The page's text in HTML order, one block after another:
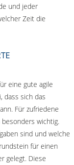
und jeder
Zeit die
eine gute agile
dass sich das
Für zufriedene
wichtig.
sind und welche
für einen
gelegt. Diese